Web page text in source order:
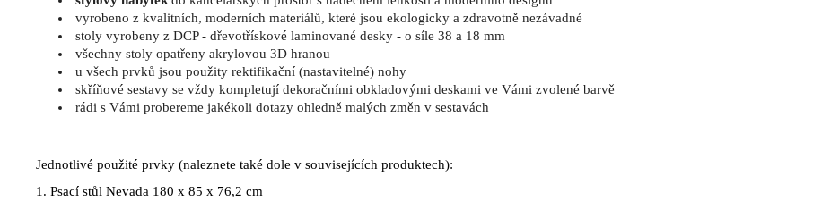
vyrobeno z kvalitních, moderních materiálů, které jsou ekologicky a zdravotně nezávadné
stoly vyrobeny z DCP - dřevotřískové laminované desky - o síle 38 a 18 mm
všechny stoly opatřeny akrylovou 3D hranou
u všech prvků jsou použity rektifikační (nastavitelné) nohy
skříňové sestavy se vždy kompletují dekoračními obkladovými deskami ve Vámi zvolené barvě
rádi s Vámi probereme jakékoli dotazy ohledně malých změn v sestavách
Jednotlivé použité prvky (naleznete také dole v souvisejících produktech):
1. Psací stůl Nevada 180 x 85 x 76,2 cm